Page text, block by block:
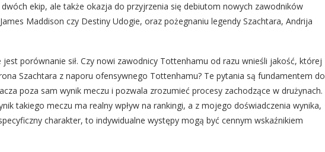
ekip, ale także okazja do przyjrzenia się debiutom nowych zawodników
Maddison czy Destiny Udogie, oraz pożegnaniu legendy Szachtara, Andrija
porównanie sił. Czy nowi zawodnicy Tottenhamu od razu wnieśli jakość, której
Szachtara z naporu ofensywnego Tottenhamu? Te pytania są fundamentem do
poza sam wynik meczu i pozwala zrozumieć procesy zachodzące w drużynach.
takiego meczu ma realny wpływ na rankingi, a z mojego doświadczenia wynika,
charakter, to indywidualne występy mogą być cennym wskaźnikiem